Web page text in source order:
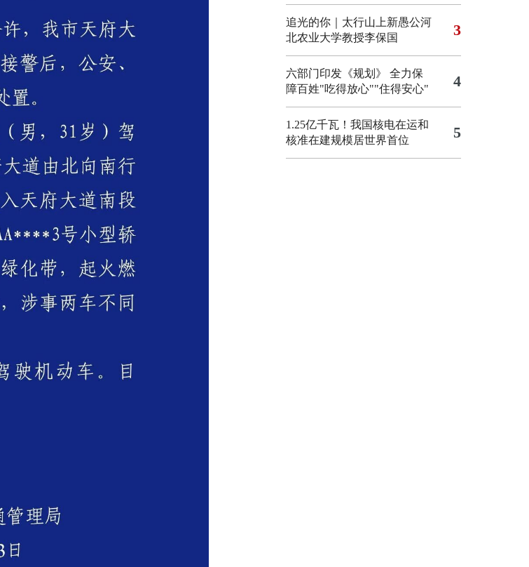
追光的你｜太行山上新愚公河
北农业大学教授李保国
3
六部门印发《规划》 全力保
障百姓"吃得放心""住得安心"
4
1.25亿千瓦！我国核电在运和
核准在建规模居世界首位
5